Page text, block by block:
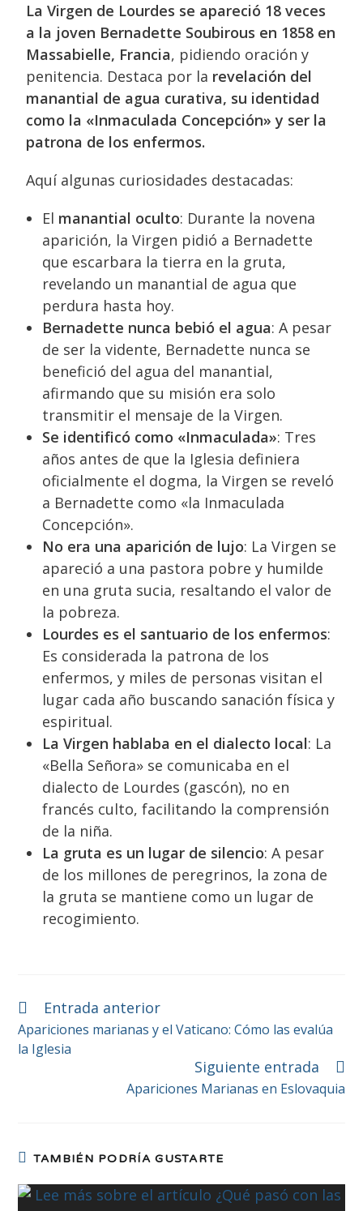
La Virgen de Lourdes se apareció 18 veces
a la joven Bernadette Soubirous en 1858 en
Massabielle, Francia, pidiendo oración y
penitencia. Destaca por la revelación del
manantial de agua curativa, su identidad
como la «Inmaculada Concepción» y ser la
patrona de los enfermos.
Aquí algunas curiosidades destacadas:
El manantial oculto: Durante la novena
aparición, la Virgen pidió a Bernadette
que escarbara la tierra en la gruta,
revelando un manantial de agua que
perdura hasta hoy.
Bernadette nunca bebió el agua: A pesar
de ser la vidente, Bernadette nunca se
benefició del agua del manantial,
afirmando que su misión era solo
transmitir el mensaje de la Virgen.
Se identificó como «Inmaculada»: Tres
años antes de que la Iglesia definiera
oficialmente el dogma, la Virgen se reveló
a Bernadette como «la Inmaculada
Concepción».
No era una aparición de lujo: La Virgen se
apareció a una pastora pobre y humilde
en una gruta sucia, resaltando el valor de
la pobreza.
Lourdes es el santuario de los enfermos:
Es considerada la patrona de los
enfermos, y miles de personas visitan el
lugar cada año buscando sanación física y
espiritual.
La Virgen hablaba en el dialecto local: La
«Bella Señora» se comunicaba en el
dialecto de Lourdes (gascón), no en
francés culto, facilitando la comprensión
de la niña.
La gruta es un lugar de silencio: A pesar
de los millones de peregrinos, la zona de
la gruta se mantiene como un lugar de
recogimiento.
Entrada anterior
Apariciones marianas y el Vaticano: Cómo las evalúa
la Iglesia
Siguiente entrada
Apariciones Marianas en Eslovaquia
TAMBIÉN PODRÍA GUSTARTE